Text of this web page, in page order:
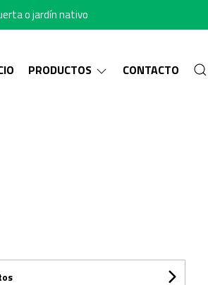
o jardín nativo
PRODUCTOS CONTACTO